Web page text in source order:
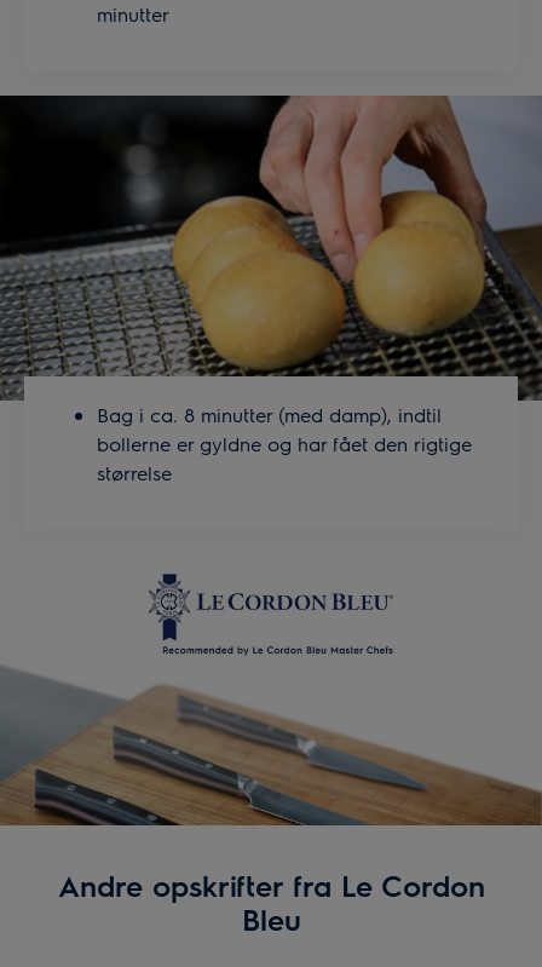
minutter
Bag i ca. 8 minutter (med damp), indtil
bollerne er gyldne og har fået den rigtige
størrelse
Andre opskrifter fra Le Cordon
Bleu